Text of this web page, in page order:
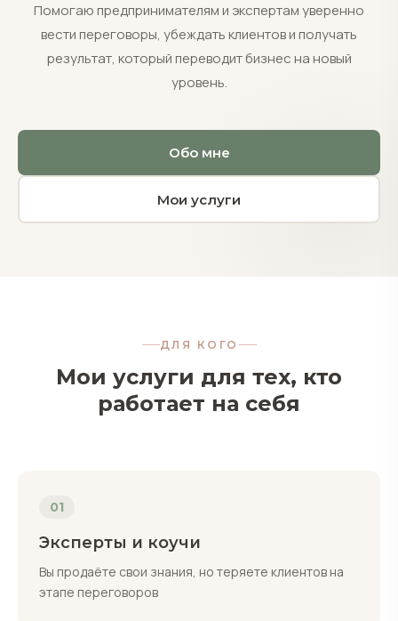
Помогаю предпринимателям и экспертам уверенно
вести переговоры, убеждать клиентов и получать
результат, который переводит бизнес на новый
уровень.
Обо мне
Мои услуги
ДЛЯ КОГО
Мои услуги для тех, кто
работает на себя
01
Эксперты и коучи
Вы продаёте свои знания, но теряете клиентов на
этапе переговоров